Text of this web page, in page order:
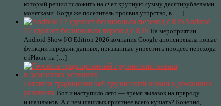
который решил положить на счет крупную сумму десятирублевыми
монетками. Когда же посетитель проявил упорство, в […]
Android
17 сделает бесшовным переход с iOS На мероприятии
Android Show I/O Edition 2026 компания Google анонсировала новые
функции передачи данных, призванные упростить процесс перехода
с iPhone на […]
Готовим традиционный грузинский лаваш в домашних
условиях Вот и наступило лето — время вылазок на природу
и шашлыков. А с чем шашлык приятнее всего кушать? Конечно,